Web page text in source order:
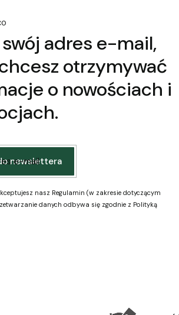
adres e-mail,
otrzymywać
o nowościach i
e-mail
newslettera
nasz Regulamin (w zakresie dotyczącym
danych odbywa się zgodnie z Polityką